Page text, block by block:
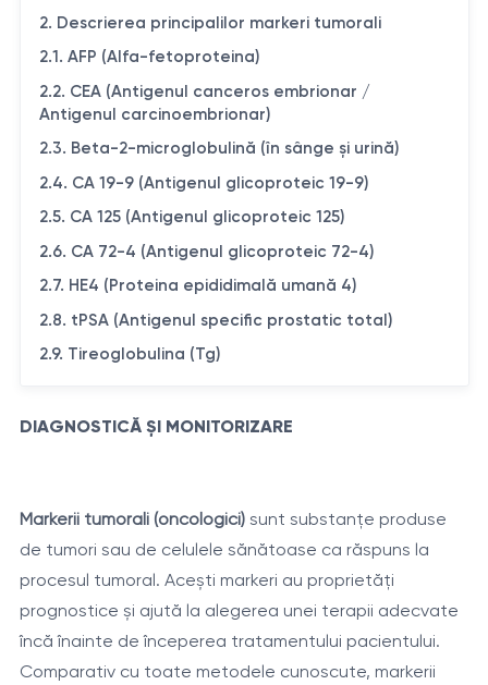
2. Descrierea principalilor markeri tumorali
2.1. AFP (Alfa-fetoproteina)
2.2. CEA (Antigenul canceros embrionar /
Antigenul carcinoembrionar)
2.3. Beta-2-microglobulină (în sânge și urină)
2.4. CA 19-9 (Antigenul glicoproteic 19-9)
2.5. CA 125 (Antigenul glicoproteic 125)
2.6. CA 72-4 (Antigenul glicoproteic 72-4)
2.7. HE4 (Proteina epididimală umană 4)
2.8. tPSA (Antigenul specific prostatic total)
2.9. Tireoglobulina (Tg)
DIAGNOSTICĂ ȘI MONITORIZARE
Markerii tumorali (oncologici)sunt substanțe produse
de tumori sau de celulele sănătoase ca răspuns la
procesul tumoral. Acești markeri au proprietăți
prognostice și ajută la alegerea unei terapii adecvate
încă înainte de începerea tratamentului pacientului.
Comparativ cu toate metodele cunoscute, markerii